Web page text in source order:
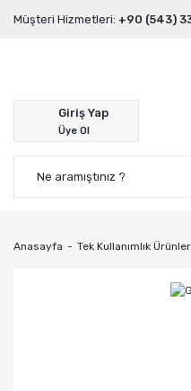
Müşteri Hizmetleri: +90 (543)
Giriş Yap
Üye Ol
Anasayfa Tek Kullanımlık Ürünler